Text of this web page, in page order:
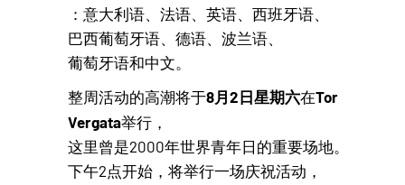
：意大利语、法语、英语、西班牙语、
巴西葡萄牙语、德语、波兰语、
葡萄牙语和中文。
整周活动的高潮将于8月2日星期六在Tor
Vergata举行，
这里曾是2000年世界青年日的重要场地。
下午2点开始，将举行一场庆祝活动，